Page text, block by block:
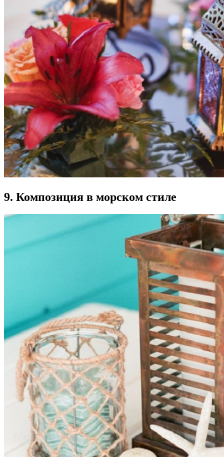
9. Композиция в морском стиле